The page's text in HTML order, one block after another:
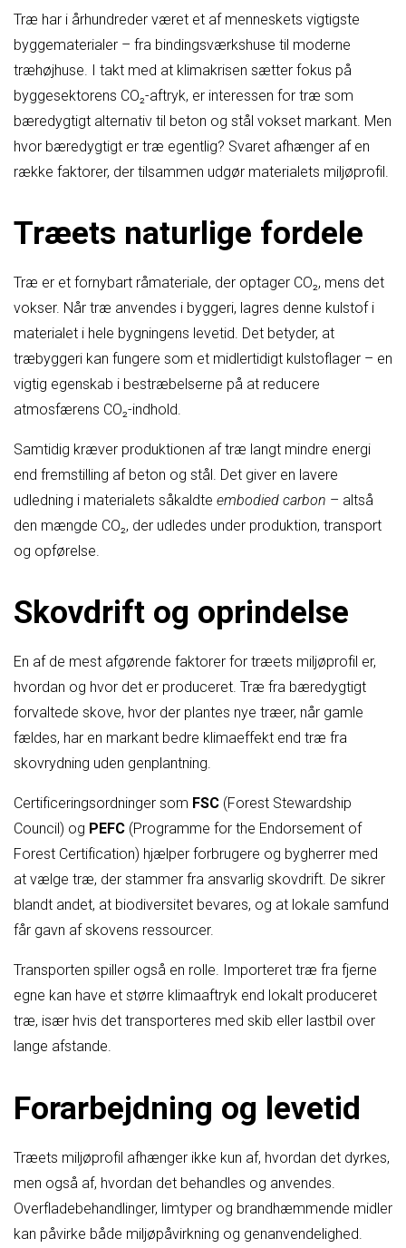
Træ har i århundreder været et af menneskets vigtigste
byggematerialer – fra bindingsværkshuse til moderne
træhøjhuse. I takt med at klimakrisen sætter fokus på
byggesektorens CO₂-aftryk, er interessen for træ som
bæredygtigt alternativ til beton og stål vokset markant. Men
hvor bæredygtigt er træ egentlig? Svaret afhænger af en
række faktorer, der tilsammen udgør materialets miljøprofil.
Træets naturlige fordele
Træ er et fornybart råmateriale, der optager CO₂, mens det
vokser. Når træ anvendes i byggeri, lagres denne kulstof i
materialet i hele bygningens levetid. Det betyder, at
træbyggeri kan fungere som et midlertidigt kulstoflager – en
vigtig egenskab i bestræbelserne på at reducere
atmosfærens CO₂-indhold.
Samtidig kræver produktionen af træ langt mindre energi
end fremstilling af beton og stål. Det giver en lavere
udledning i materialets såkaldte embodied carbon – altså
den mængde CO₂, der udledes under produktion, transport
og opførelse.
Skovdrift og oprindelse
En af de mest afgørende faktorer for træets miljøprofil er,
hvordan og hvor det er produceret. Træ fra bæredygtigt
forvaltede skove, hvor der plantes nye træer, når gamle
fældes, har en markant bedre klimaeffekt end træ fra
skovrydning uden genplantning.
Certificeringsordninger som FSC (Forest Stewardship
Council) og PEFC (Programme for the Endorsement of
Forest Certification) hjælper forbrugere og bygherrer med
at vælge træ, der stammer fra ansvarlig skovdrift. De sikrer
blandt andet, at biodiversitet bevares, og at lokale samfund
får gavn af skovens ressourcer.
Transporten spiller også en rolle. Importeret træ fra fjerne
egne kan have et større klimaaftryk end lokalt produceret
træ, især hvis det transporteres med skib eller lastbil over
lange afstande.
Forarbejdning og levetid
Træets miljøprofil afhænger ikke kun af, hvordan det dyrkes,
men også af, hvordan det behandles og anvendes.
Overfladebehandlinger, limtyper og brandhæmmende midler
kan påvirke både miljøpåvirkning og genanvendelighed.